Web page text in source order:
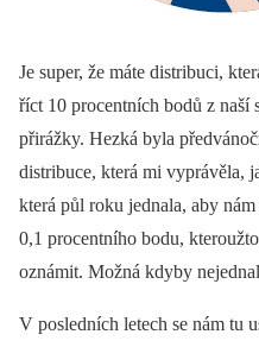
Je super, že máte distribuci,
říct 10 procentních bodů z naší
přirážky. Hezká byla
distribuce, která mi vyprávěla,
která půl roku jednala, aby
0,1 procentního bodu,
oznámit. Možná kdyby
V posledních letech se nám tu